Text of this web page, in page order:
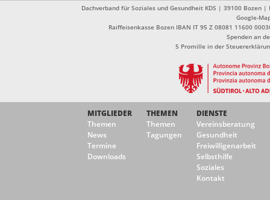
Dachverband für Soziales und Gesundheit KDS | 39100
Google-
Raiffeisenkasse Bozen IBAN IT 95 Z 08081 11600
Spenden an
5 Promille in der
MITGLIEDER
Themen
News
Termine
Downloads
THEMEN
Themen
Tagungen
DIENSTE
Vereinsberatung
Gesundheit
Freiwilligenarbeit
Selbsthilfe
Soziales
Kontakt